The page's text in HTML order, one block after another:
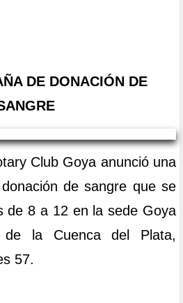
DE DONACIÓN DE
Club Goya anunció una
de sangre que se
de 8 a 12 en la sede Goya
la Cuenca del Plata,
57.